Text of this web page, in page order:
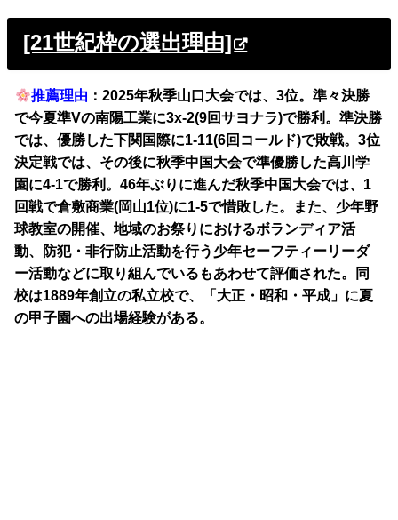
[21世紀枠の選出理由]
推薦理由 ：2025年秋季山口大会では、3位。準々決勝
で今夏準Vの南陽工業に3x-2(9回サヨナラ)で勝利。準決勝
では、優勝した下関国際に1-11(6回コールド)で敗戦。3位
決定戦では、その後に秋季中国大会で準優勝した高川学
園に4-1で勝利。46年ぶりに進んだ秋季中国大会では、1
回戦で倉敷商業(岡山1位)に1-5で惜敗した。また、少年野
球教室の開催、地域のお祭りにおけるボランディア活
動、防犯・非行防止活動を行う少年セーフティーリーダ
ー活動などに取り組んでいるもあわせて評価された。同
校は1889年創立の私立校で、「大正・昭和・平成」に夏
の甲子園への出場経験がある。